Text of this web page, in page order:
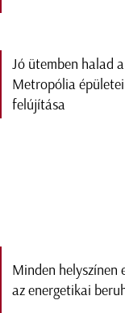
Jó ütemben halad a
Metropólia
felújítása
Minden helyszínen
az energetikai